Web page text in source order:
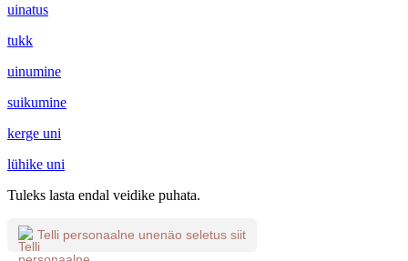
uinatus
tukk
uinumine
suikumine
kerge uni
lühike uni
Tuleks lasta endal veidike puhata.
Telli personaalne unenäo seletus siit